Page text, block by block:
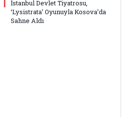
İstanbul Devlet Tiyatrosu,
‘Lysistrata’ Oyunuyla Kosova’da
Sahne Aldı